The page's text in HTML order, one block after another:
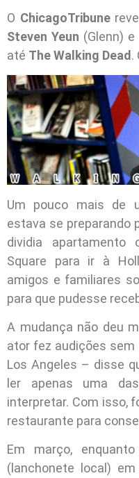
O ChicagoTribune
Steven Yeun (Glenn)
até The Walking Dead.
Um pouco mais de
estava se preparando
dividia
Square para ir à
amigos e familiares
para que pudesse
A mudança não deu
ator fez audições sem
Los Angeles – disse
ler apenas uma
interpretar. Com isso,
restaurante para
Em março,
(lanchonete local)